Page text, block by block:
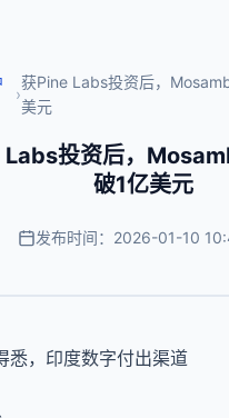
›
获Pine Labs投资后，
美元
Labs投资后，
破1亿美元
发布时间：2026-01-10
悉，印度数字付出渠道